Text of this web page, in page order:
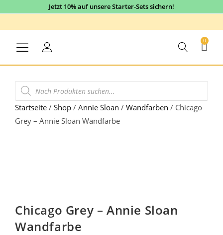
Jetzt 10% auf unsere Starter-Sets sichern!
0
Startseite / Shop / Annie Sloan / Wandfarben / Chicago
Grey – Annie Sloan Wandfarbe
Chicago Grey – Annie Sloan
Wandfarbe